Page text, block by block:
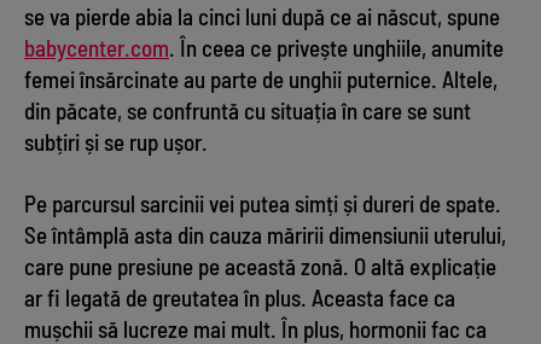
se va pierde abia la cinci luni după ce ai născut, spune
babycenter.com. În ceea ce privește unghiile, anumite
femei însărcinate au parte de unghii puternice. Altele,
din păcate, se confruntă cu situația în care se sunt
subțiri și se rup ușor.
Pe parcursul sarcinii vei putea simți și dureri de spate.
Se întâmplă asta din cauza măririi dimensiunii uterului,
care pune presiune pe această zonă. O altă explicație
ar fi legată de greutatea în plus. Aceasta face ca
mușchii să lucreze mai mult. În plus, hormonii fac ca